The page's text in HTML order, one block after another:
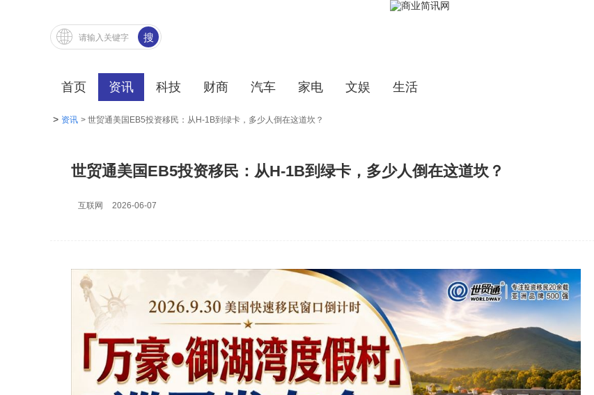
搜
首页 资讯 科技 财商 汽车 家电 文娱 生活
> 资讯 > 世贸通美国EB5投资移民：从H-1B到绿卡，多少人倒在这道坎？
世贸通美国EB5投资移民：从H-1B到绿卡，多少人倒在这道坎？
互联网 2026-06-07